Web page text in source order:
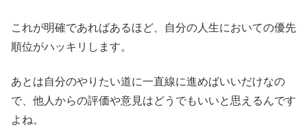
これが明確であればあるほど、自分の人生においての優先
順位がハッキリします。
あとは自分のやりたい道に一直線に進めばいいだけなの
で、他人からの評価や意見はどうでもいいと思えるんです
よね。